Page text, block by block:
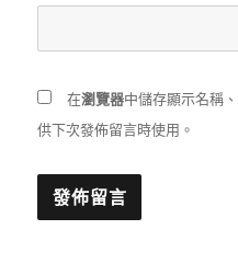
在瀏覽器中儲存顯示名稱
供下次發佈留言時使用。